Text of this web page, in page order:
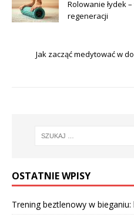
Rolowanie łydek
regeneracji
Jak zacząć medytować w
OSTATNIE WPISY
Trening beztlenowy w